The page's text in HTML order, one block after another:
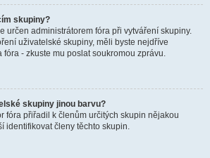
skupiny?
určen administrátorem fóra při vytváření skupiny.
uživatelské skupiny, měli byste nejdříve
fóra - zkuste mu poslat soukromou zprávu.
skupiny jinou barvu?
fóra přiřadil k členům určitých skupin nějakou
identifikovat členy těchto skupin.